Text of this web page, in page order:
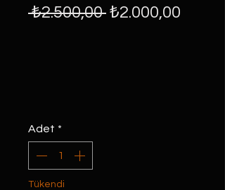
₺2.500,00 Normal
₺2.000,00
Adet *
Tükendi